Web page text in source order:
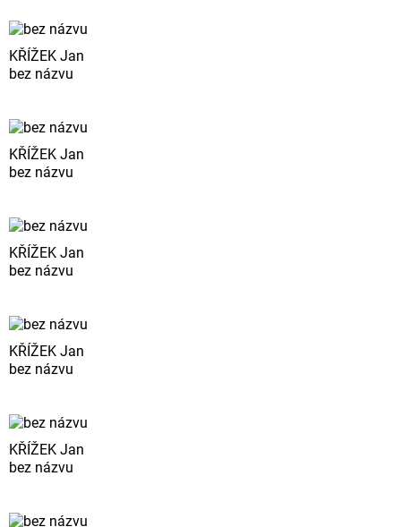
KŘÍŽEK Jan
bez názvu
KŘÍŽEK Jan
bez názvu
KŘÍŽEK Jan
bez názvu
KŘÍŽEK Jan
bez názvu
KŘÍŽEK Jan
bez názvu